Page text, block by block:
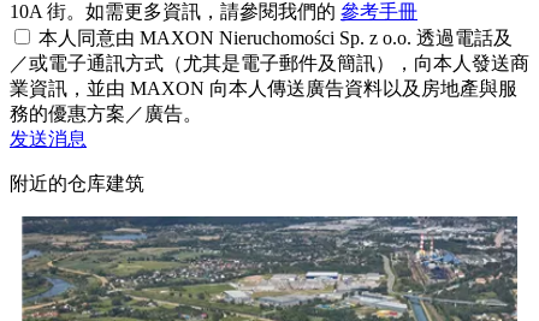
10A 街。如需更多資訊，請參閱我們的 參考手冊
本人同意由 MAXON Nieruchomości Sp. z o.o. 透過電話及
／或電子通訊方式（尤其是電子郵件及簡訊），向本人發送商
業資訊，並由 MAXON 向本人傳送廣告資料以及房地產與服
務的優惠方案／廣告。
发送消息
附近的仓库建筑